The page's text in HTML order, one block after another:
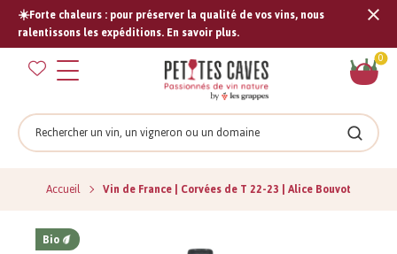
☀️Forte chaleurs : pour préserver la qualité de vos vins, nous
ralentissons les expéditions. En savoir plus.
0
Rechercher
Accueil Vin de France | Corvées de T 22-23 | Alice Bouvot
Bio